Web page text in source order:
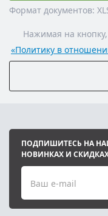
Формат документов:
Нажимая на
«Политику в
ПОДПИШИТЕСЬ НА
НОВИНКАХ И
Ваш e-mail